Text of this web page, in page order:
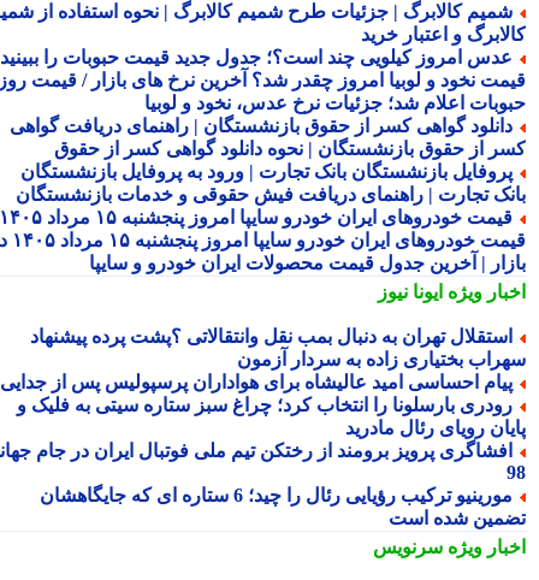
کالابرگ | جزئیات طرح شمیم کالابرگ | نحوه استفاده از شمیم
و اعتبار خرید
امروز کیلویی چند است؟؛ جدول جدید قیمت حبوبات را ببینید /
نخود و لوبیا امروز چقدر شد؟ آخرین نرخ های بازار / قیمت روز
اعلام شد؛ جزئیات نرخ عدس، نخود و لوبیا
گواهی کسر از حقوق بازنشستگان | راهنمای دریافت گواهی
از حقوق بازنشستگان | نحوه دانلود گواهی کسر از حقوق
بازنشستگان بانک تجارت | ورود به پروفایل بازنشستگان
تجارت | راهنمای دریافت فیش حقوقی و خدمات بازنشستگان
قیمت خودروهای ایران خودرو سایپا امروز پنجشنبه ۱۵ مرداد ۱۴۰۵ |
قیمت خودروهای ایران خودرو سایپا امروز پنجشنبه ۱۵ مرداد ۱۴۰۵ در
| آخرین جدول قیمت محصولات ایران خودرو و سایپا
ویژهایونا نیوز
تهران به دنبال بمب نقل وانتقالاتی ؟پشت پرده پیشنهاد
بختیاری زاده به سردار آزمون
احساسی امید عالیشاه برای هواداران پرسپولیس پس از جدایی
بارسلونا را انتخاب کرد؛ چراغ سبز ستاره سیتی به فلیک و
رویای رئال مادرید
پرویز برومند از رختکن تیم ملی فوتبال ایران در جام جهانی
مورینیو ترکیب رؤیایی رئال را چید؛ 6 ستاره ای که جایگاهشان
شده است
ویژهسرنویس